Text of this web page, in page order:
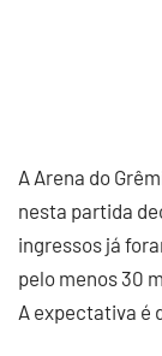
A Arena do
nesta partida
ingressos já
pelo menos 30
A expectativa é